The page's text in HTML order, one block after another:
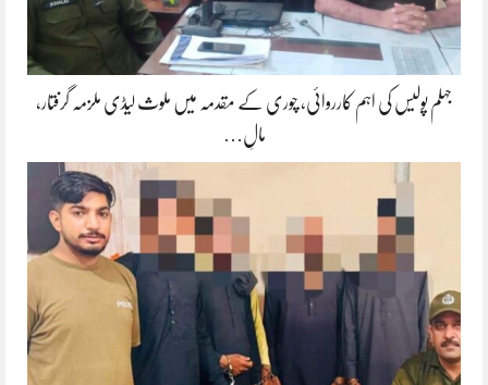
جہلم پولیس کی اہم کارروائی، چوری کے مقدمہ میں ملوث لیڈی ملزمہ گرفتار،
مالِ…